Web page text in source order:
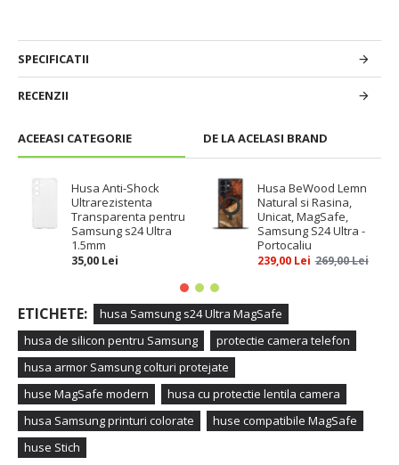
ACEEASI CATEGORIE DE LA ACELASI BRAND
Husa Anti-Shock
Ultrarezistenta
Transparenta pentru
Samsung s24 Ultra
1.5mm
35,00 Lei
Husa BeWood Lemn
Natural si Rasina,
Unicat, MagSafe,
Samsung S24 Ultra -
Portocaliu
239,00 Lei 269,00 Lei
SPECIFICATII
RECENZII
ETICHETE:
husa Samsung s24 Ultra MagSafe
husa de silicon pentru Samsung
protectie camera telefon
husa armor Samsung colturi protejate
huse MagSafe modern
husa cu protectie lentila camera
husa Samsung printuri colorate
huse compatibile MagSafe
huse Stich